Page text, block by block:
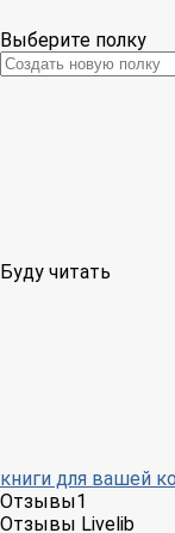
Выберите полку
Буду читать
книги для вашей
Отзывы1
Отзывы Livelib